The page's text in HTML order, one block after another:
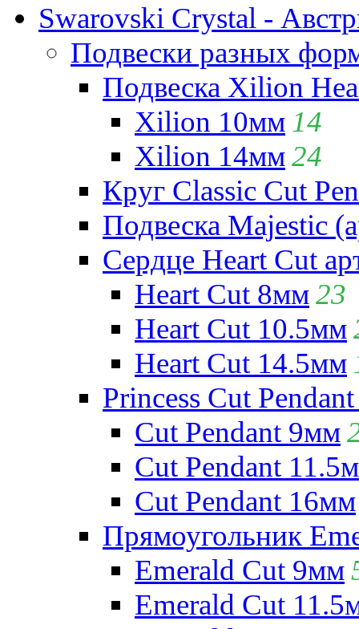
Swarovski Crystal -
Подвески разных
Подвеска Xilion
Xilion 10мм 14
Xilion 14мм24
Круг Classic Cut
Подвеска Majestic
Сердце Heart Cut
Heart Cut 8мм23
Heart Cut 10.5мм
Heart Cut 14.5мм
Princess Cut
Cut Pendant 9мм
Cut Pendant
Cut Pendant 16мм
Прямоугольник
Emerald Cut 9мм
Emerald Cut